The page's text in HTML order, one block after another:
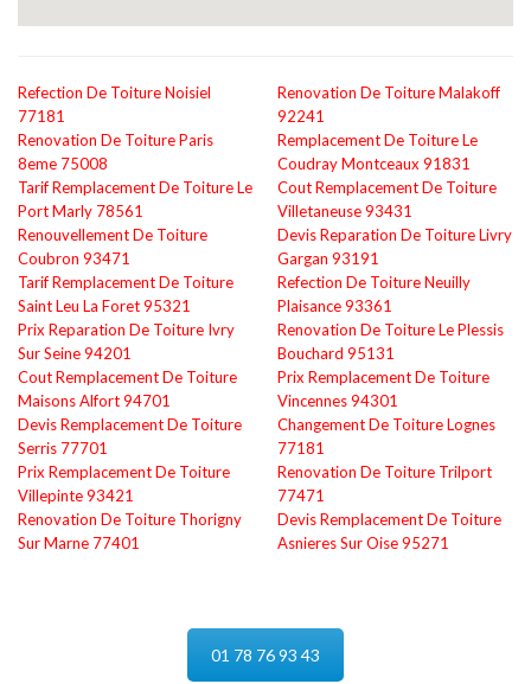
Refection De Toiture Noisiel
77181
Renovation De Toiture Paris
8eme 75008
Tarif Remplacement De Toiture Le
Port Marly 78561
Renouvellement De Toiture
Coubron 93471
Tarif Remplacement De Toiture
Saint Leu La Foret 95321
Prix Reparation De Toiture Ivry
Sur Seine 94201
Cout Remplacement De Toiture
Maisons Alfort 94701
Devis Remplacement De Toiture
Serris 77701
Prix Remplacement De Toiture
Villepinte 93421
Renovation De Toiture Thorigny
Sur Marne 77401
Renovation De Toiture Malakoff
92241
Remplacement De Toiture Le
Coudray Montceaux 91831
Cout Remplacement De Toiture
Villetaneuse 93431
Devis Reparation De Toiture Livry
Gargan 93191
Refection De Toiture Neuilly
Plaisance 93361
Renovation De Toiture Le Plessis
Bouchard 95131
Prix Remplacement De Toiture
Vincennes 94301
Changement De Toiture Lognes
77181
Renovation De Toiture Trilport
77471
Devis Remplacement De Toiture
Asnieres Sur Oise 95271
01 78 76 93 43